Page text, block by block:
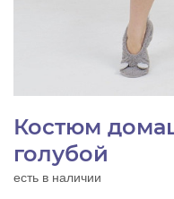
Костюм
голубой
есть в наличии